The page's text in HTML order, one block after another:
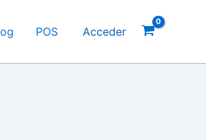
POS Acceder